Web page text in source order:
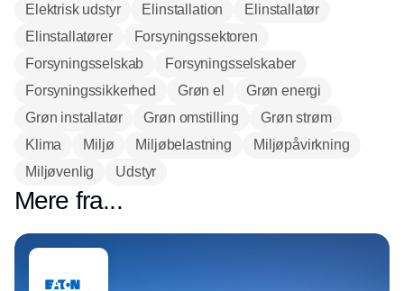
Elektrisk udstyr
Elinstallation
Elinstallatør
Elinstallatører
Forsyningssektoren
Forsyningsselskab
Forsyningsselskaber
Forsyningssikkerhed
Grøn el
Grøn energi
Grøn installatør
Grøn omstilling
Grøn strøm
Klima
Miljø Miljøbelastning
Miljøpåvirkning
Miljøvenlig
Udstyr
Mere fra...